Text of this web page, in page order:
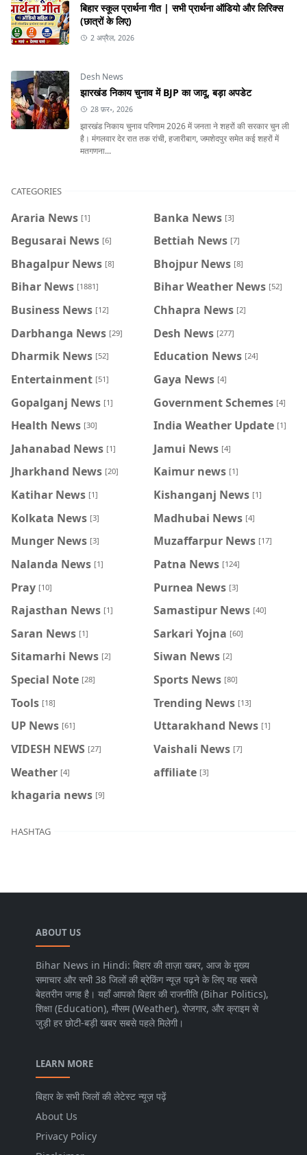
बिहार स्कूल प्रार्थना गीत | सभी प्रार्थना ऑडियो और लिरिक्स
(छात्रों के लिए)
2 अप्रैल, 2026
Desh News
झारखंड निकाय चुनाव में BJP का जादू, बड़ा अपडेट
28 फ़र॰, 2026
झारखंड निकाय चुनाव परिणाम 2026 में जनता ने शहरों की सरकार चुन ली
है। मंगलवार देर रात तक रांची, हजारीबाग, जमशेदपुर समेत कई शहरों में
मतगणना...
CATEGORIES
Araria News [1] Banka News [3]
Begusarai News [6] Bettiah News [7]
Bhagalpur News [8] Bhojpur News [8]
Bihar News [1881] Bihar Weather News [52]
Business News [12] Chhapra News [2]
Darbhanga News [29] Desh News [277]
Dharmik News [52] Education News [24]
Entertainment [51] Gaya News [4]
Gopalganj News [1] Government Schemes [4]
Health News [30] India Weather Update [1]
Jahanabad News [1] Jamui News [4]
Jharkhand News [20] Kaimur news [1]
Katihar News [1] Kishanganj News [1]
Kolkata News [3] Madhubai News [4]
Munger News [3] Muzaffarpur News [17]
Nalanda News [1] Patna News [124]
Pray [10] Purnea News [3]
Rajasthan News [1] Samastipur News [40]
Saran News [1] Sarkari Yojna [60]
Sitamarhi News [2] Siwan News [2]
Special Note [28] Sports News [80]
Tools [18] Trending News [13]
UP News [61] Uttarakhand News [1]
VIDESH NEWS [27] Vaishali News [7]
Weather [4] affiliate [3]
khagaria news [9]
HASHTAG
ABOUT US
Bihar News in Hindi: बिहार की ताज़ा खबर, आज के मुख्य
समाचार और सभी 38 जिलों की ब्रेकिंग न्यूज़ पढ़ने के लिए यह सबसे
बेहतरीन जगह है। यहाँ आपको बिहार की राजनीति (Bihar Politics),
शिक्षा (Education), मौसम (Weather), रोजगार, और क्राइम से
जुड़ी हर छोटी-बड़ी खबर सबसे पहले मिलेगी।
LEARN MORE
बिहार के सभी जिलों की लेटेस्ट न्यूज़ पढ़ें
About Us
Privacy Policy